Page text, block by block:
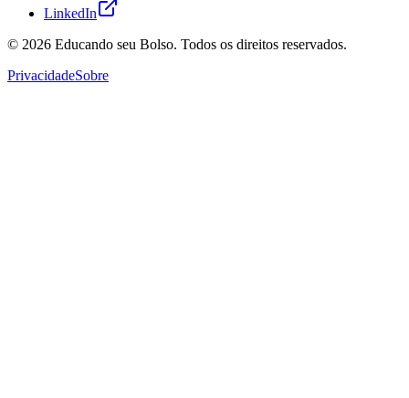
LinkedIn
© 2026 Educando seu Bolso. Todos os direitos reservados.
PrivacidadeSobre